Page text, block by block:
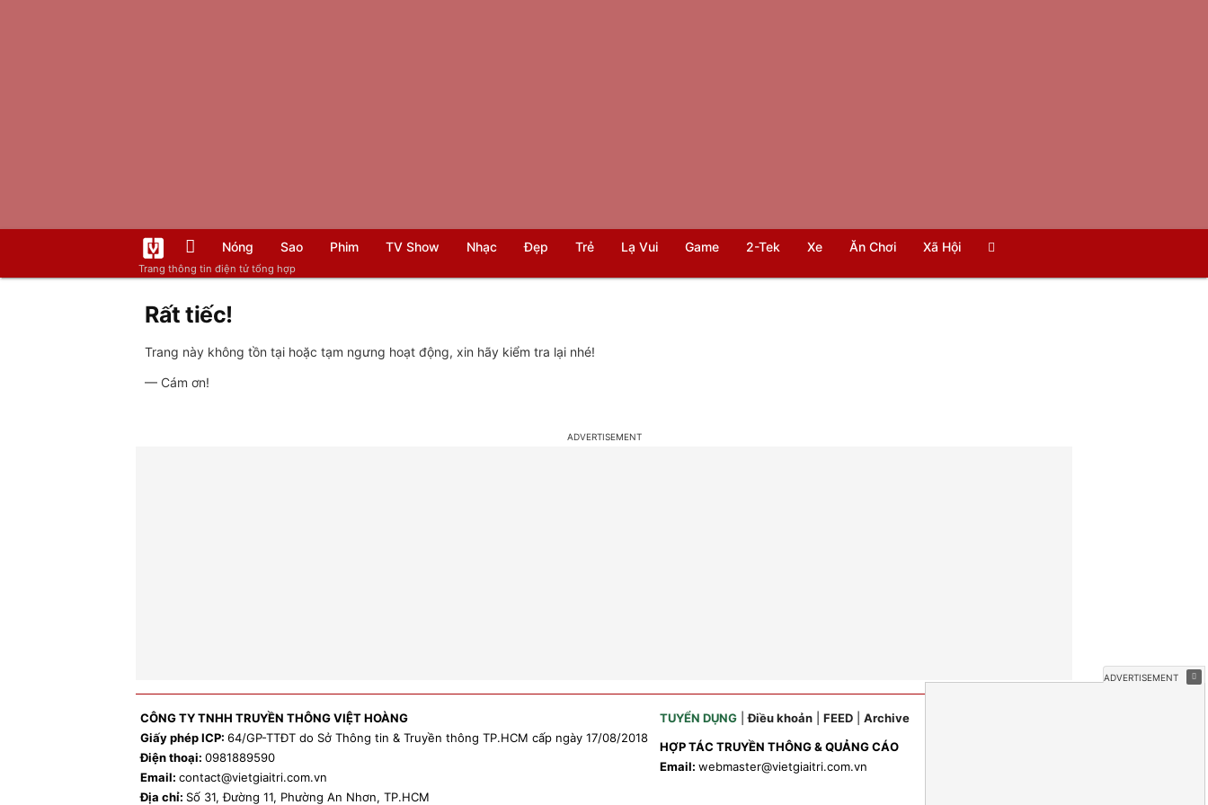
Trang thông tin điện tử tổng hợp
Nóng Sao Phim TV Show Nhạc Đẹp Trẻ Lạ Vui Game 2-Tek Xe Ăn Chơi Xã Hội
Rất tiếc!
Trang này không tồn tại hoặc tạm ngưng hoạt động, xin hãy kiểm tra lại nhé!
— Cám ơn!
CÔNG TY TNHH TRUYỀN THÔNG VIỆT HOÀNG
Giấy phép ICP: 64/GP-TTĐT do Sở Thông tin & Truyền thông TP.HCM cấp ngày 17/08/2018
Điện thoại: 0981889590
Email: contact@vietgiaitri.com.vn
Địa chỉ: Số 31, Đường 11, Phường An Nhơn, TP.HCM
TUYỂN DỤNG|Điều khoản| FEED| Archive
HỢP TÁC TRUYỀN THÔNG & QUẢNG CÁO
Email: webmaster@vietgiaitri.com.vn